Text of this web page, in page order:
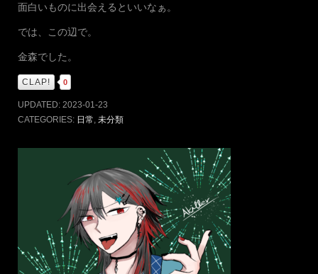
面白いものに出会えるといいなぁ。
では、この辺で。
金森でした。
CLAP! 0
UPDATED: 2023-01-23
CATEGORIES: 日常, 未分類